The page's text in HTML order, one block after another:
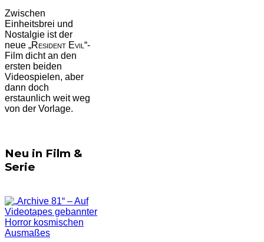
Zwischen
Einheitsbrei und
Nostalgie ist der
neue „Resident Evil “-
Film dicht an den
ersten beiden
Videospielen, aber
dann doch
erstaunlich weit weg
von der Vorlage.
Neu in Film &
Serie